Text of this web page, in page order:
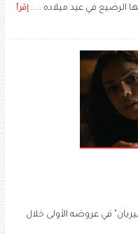
الرضيع في عيد ميلاده ..... إقرأ
في عروضه الأولى خلال